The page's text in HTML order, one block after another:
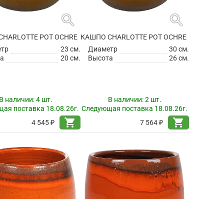
search
POT OCHRE
23 см.
20 см.
наличии:4 шт.
поставка 18.08.26г.
4 545 ₽
shopping_cart
search
КАШПО CHARLOTTE POT OCHRE
Диаметр
30 см.
Высота
26 см.
В наличии:2 шт.
Следующая поставка 18.08.26г.
7 564 ₽
shopping_cart